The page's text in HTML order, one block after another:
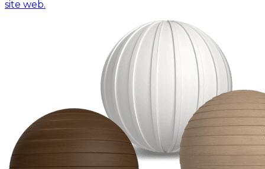
site web.